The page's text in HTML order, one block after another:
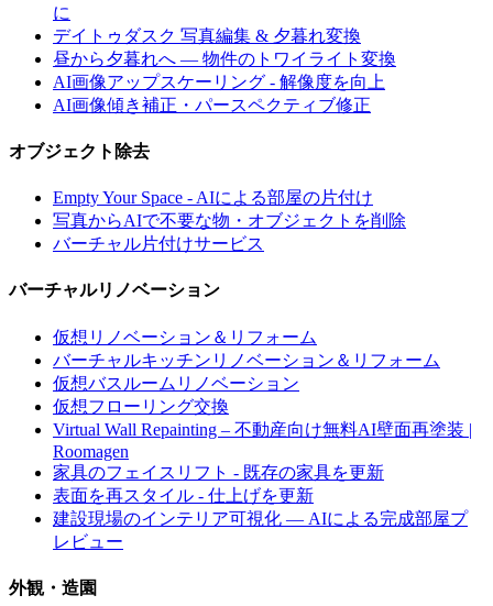
に
デイトゥダスク 写真編集 & 夕暮れ変換
昼から夕暮れへ — 物件のトワイライト変換
AI画像アップスケーリング - 解像度を向上
AI画像傾き補正・パースペクティブ修正
オブジェクト除去
Empty Your Space - AIによる部屋の片付け
写真からAIで不要な物・オブジェクトを削除
バーチャル片付けサービス
バーチャルリノベーション
仮想リノベーション＆リフォーム
バーチャルキッチンリノベーション＆リフォーム
仮想バスルームリノベーション
仮想フローリング交換
Virtual Wall Repainting – 不動産向け無料AI壁面再塗装 |
Roomagen
家具のフェイスリフト - 既存の家具を更新
表面を再スタイル - 仕上げを更新
建設現場のインテリア可視化 — AIによる完成部屋プ
レビュー
外観・造園